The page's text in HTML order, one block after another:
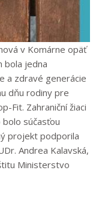
v Komárne opäť
bola jedna
a zdravé generácie
dňu rodiny pre
Fit. Zahraniční žiaci
súčasťou
projekt podporila
Andrea Kalavská,
Ministerstvo